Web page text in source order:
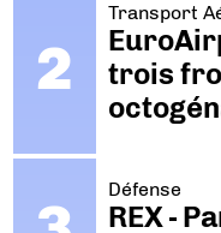
Transport
trois
Défense
REX -